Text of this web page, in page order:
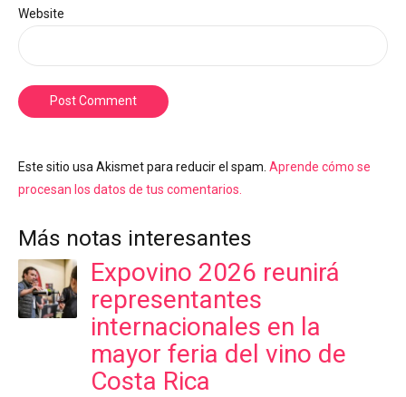
Website
Post Comment
Este sitio usa Akismet para reducir el spam. Aprende cómo se
procesan los datos de tus comentarios.
Más notas interesantes
Expovino 2026 reunirá
representantes
internacionales en la
mayor feria del vino de
Costa Rica